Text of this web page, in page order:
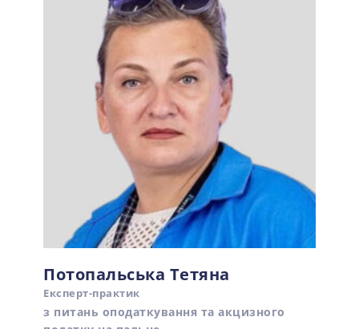
Потопальська Тетяна
Експерт-практик
з питань оподаткування та акцизного